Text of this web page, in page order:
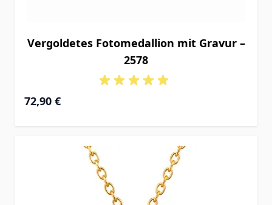
Vergoldetes Fotomedallion mit Gravur –
2578
72,90 €